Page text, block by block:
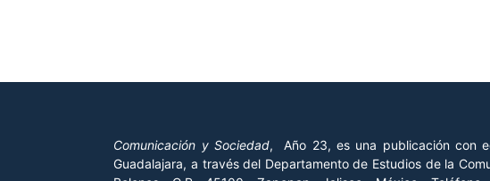
Comunicación y Sociedad, Año 23, es una publicación con
Guadalajara, a través del Departamento de Estudios de la